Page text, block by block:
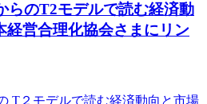
らのT2モデルで読む経済動
営合理化協会さまにリン